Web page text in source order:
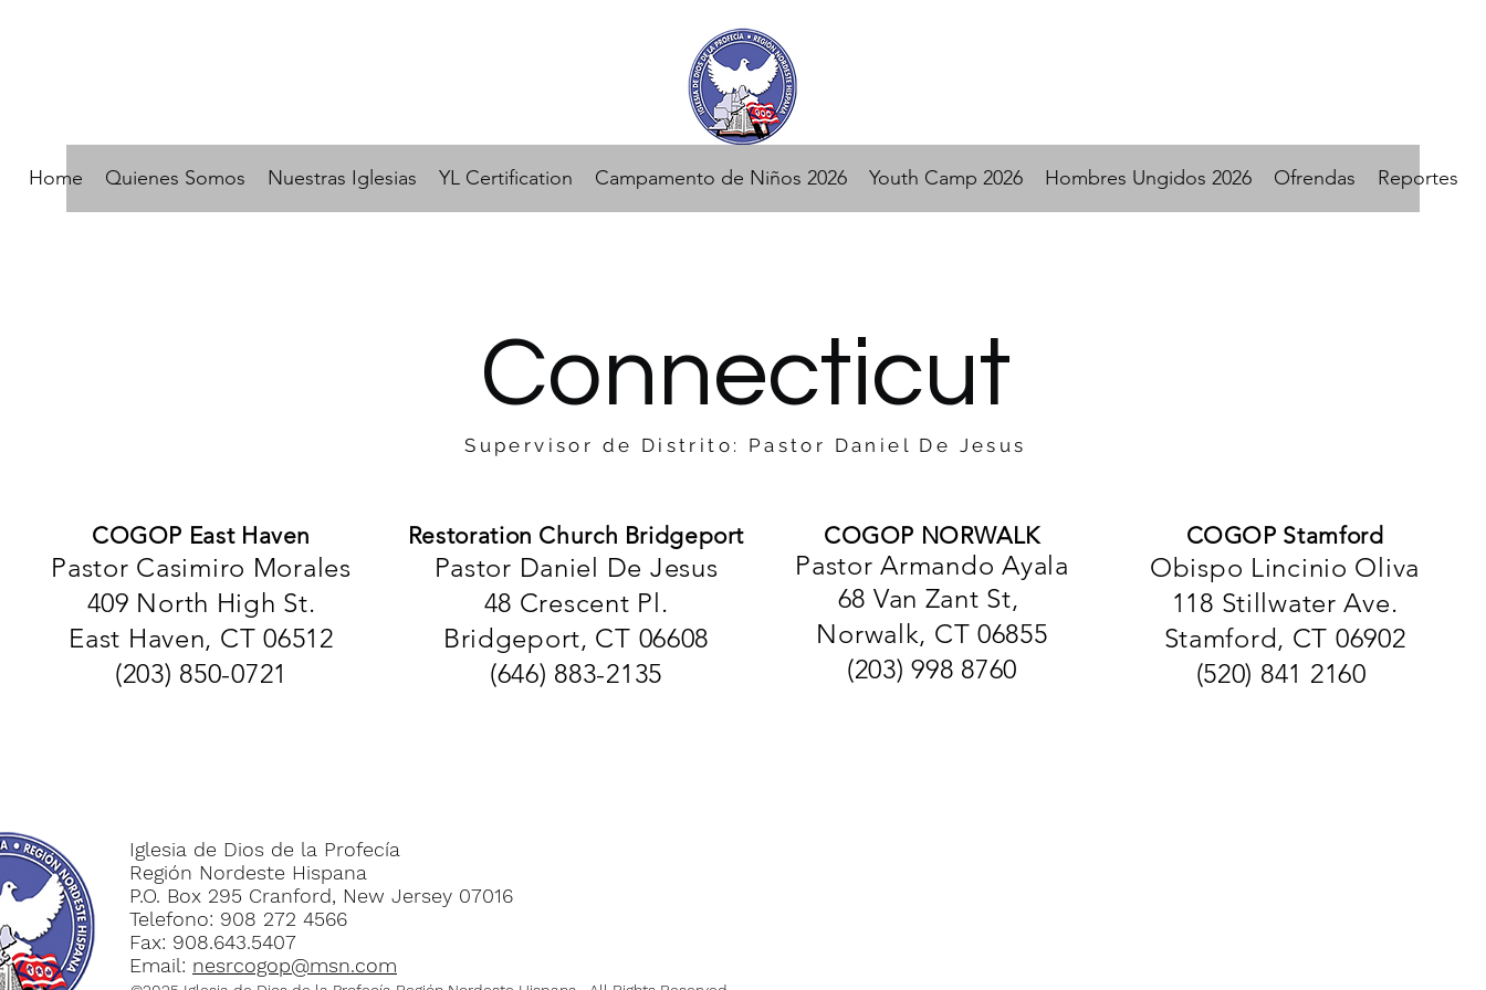
Home Quienes Somos Nuestras Iglesias YL Certification Campamento de Niños 2026 Youth Camp 2026 Hombres Ungidos 2026 Ofrendas Reportes
Connecticut
Supervisor de Distrito: Pastor Daniel De Jesus
COGOP East Haven
Pastor Casimiro Morales
409 North High St.
East Haven, CT 06512
(203) 850-0721
Restoration Church Bridgeport
Pastor Daniel De Jesus
48 Crescent Pl.
Bridgeport, CT 06608
(646) 883-2135
COGOP NORWALK
Pastor Armando Ayala
68 Van Zant St,
Norwalk, CT 06855
(203) 998 8760
COGOP Stamford
Obispo Lincinio Oliva
118 Stillwater Ave.
Stamford, CT 06902
(520) 841 2160
Iglesia de Dios de la Profecía
Región Nordeste Hispana
P.O. Box 295 Cranford, New Jersey 07016
Telefono: 908 272 4566
Fax: 908.643.5407
Email: nesrcogop@msn.com